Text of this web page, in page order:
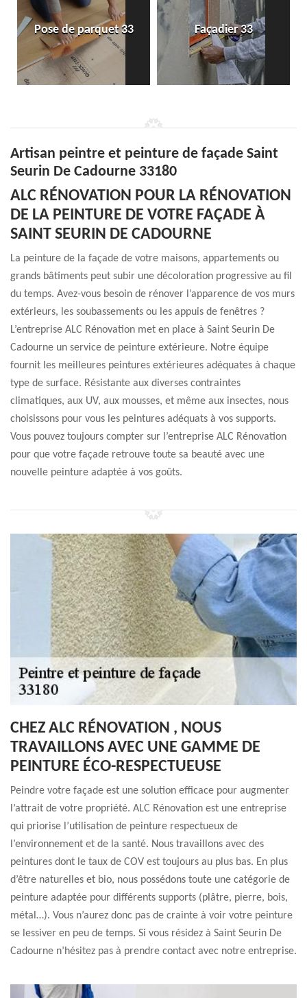
Pose de parquet 33 Façadier 33
Artisan peintre et peinture de façade Saint
Seurin De Cadourne 33180
ALC RÉNOVATION POUR LA RÉNOVATION
DE LA PEINTURE DE VOTRE FAÇADE À
SAINT SEURIN DE CADOURNE
La peinture de la façade de votre maisons, appartements ou
grands bâtiments peut subir une décoloration progressive au fil
du temps. Avez-vous besoin de rénover l’apparence de vos murs
extérieurs, les soubassements ou les appuis de fenêtres ?
L’entreprise ALC Rénovation met en place à Saint Seurin De
Cadourne un service de peinture extérieure. Notre équipe
fournit les meilleures peintures extérieures adéquates à chaque
type de surface. Résistante aux diverses contraintes
climatiques, aux UV, aux mousses, et même aux insectes, nous
choisissons pour vous les peintures adéquats à vos supports.
Vous pouvez toujours compter sur l’entreprise ALC Rénovation
pour que votre façade retrouve toute sa beauté avec une
nouvelle peinture adaptée à vos goûts.
CHEZ ALC RÉNOVATION , NOUS
TRAVAILLONS AVEC UNE GAMME DE
PEINTURE ÉCO-RESPECTUEUSE
Peindre votre façade est une solution efficace pour augmenter
l’attrait de votre propriété. ALC Rénovation est une entreprise
qui priorise l’utilisation de peinture respectueux de
l’environnement et de la santé. Nous travaillons avec des
peintures dont le taux de COV est toujours au plus bas. En plus
d’être naturelles et bio, nous possédons toute une catégorie de
peinture adaptée pour différents supports (plâtre, pierre, bois,
métal…). Vous n’aurez donc pas de crainte à voir votre peinture
se lessiver en peu de temps. Si vous résidez à Saint Seurin De
Cadourne n’hésitez pas à prendre contact avec notre entreprise.